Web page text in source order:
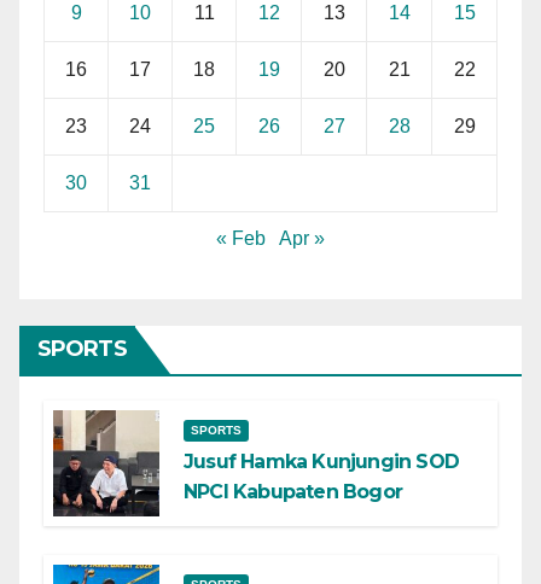
9 10 11 12 13 14 15
16 17 18 19 20 21 22
23 24 25 26 27 28 29
30 31
« Feb Apr »
SPORTS
SPORTS
Jusuf Hamka Kunjungin SOD
NPCI Kabupaten Bogor